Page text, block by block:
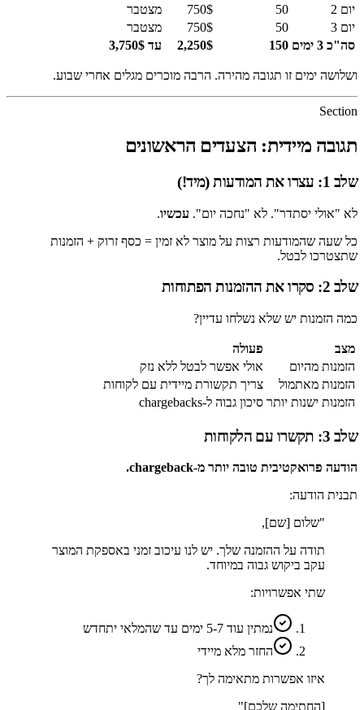
יום 2
50
750$
מצטבר
יום 3
50
750$
מצטבר
סה"כ 3 ימים
150
2,250$ עד 3,750$
ושלושה ימים זו תגובה מהירה. הרבה מוכרים מגלים אחרי שבוע.
Section
תגובה מיידית: הצעדים הראשונים
שלב 1: עצרו את המודעות (מיד!)
לא "אולי יסתדר". לא "נחכה יום". עכשיו.
כל שעה שהמודעות רצות על מוצר לא זמין = כסף זרוק + הזמנות
שתצטרכו לבטל.
שלב 2: סקרו את ההזמנות הפתוחות
כמה הזמנות יש שלא נשלחו עדיין?
מצב
פעולה
הזמנות מהיום
אולי אפשר לבטל ללא נזק
הזמנות מאתמול
צריך תקשורת מיידית עם לקוחות
הזמנות ישנות יותר סיכון גבוה ל-chargebacks
שלב 3: תקשרו עם הלקוחות
הודעה פרואקטיבית טובה יותר מ-chargeback.
תבנית הודעה:
"שלום [שם],
תודה על ההזמנה שלך. יש לנו עיכוב זמני באספקת המוצר
עקב ביקוש גבוה במיוחד.
שתי אפשרויות:
נמתין עוד 5-7 ימים עד שהמלאי יתחדש
החזר מלא מיידי
איזו אפשרות מתאימה לך?
[החתימה שלכם]"